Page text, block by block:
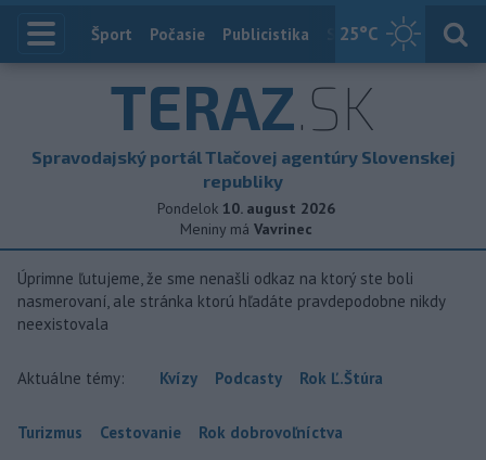
25°C
Index
Šport Počasie Publicistika Slovensko
TERAZ.SK
Spravodajský portál Tlačovej agentúry Slovenskej
republiky
Pondelok 10. august 2026
Meniny má Vavrinec
Úprimne ľutujeme, že sme nenašli odkaz na ktorý ste boli
nasmerovaní, ale stránka ktorú hľadáte pravdepodobne nikdy
neexistovala
Aktuálne témy: Kvízy Podcasty Rok Ľ.Štúra
Turizmus Cestovanie Rok dobrovoľníctva